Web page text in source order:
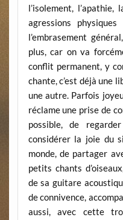
l’isolement,
agressions
l’embrasement
plus, car on va
conflit permanent, y
chante, c’est déjà une
une autre. Parfois
réclame une prise de
possible, de
considérer la joie du
monde, de partager
petits chants
de sa guitare
de connivence,
aussi, avec cette